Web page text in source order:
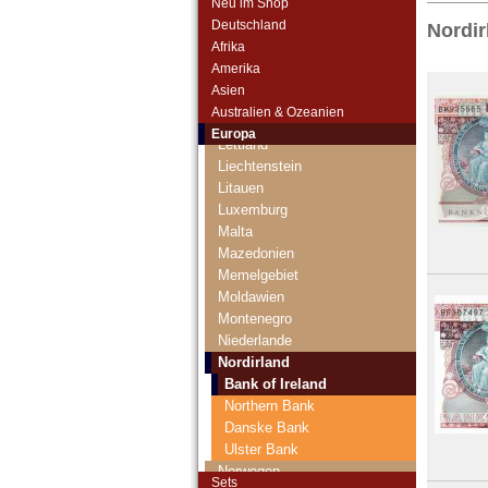
Deutschland
Afrika
Amerika
Asien
Australien & Ozeanien
Europa
Kroatien
Lettland
Liechtenstein
Litauen
Luxemburg
Malta
Mazedonien
Memelgebiet
Moldawien
Montenegro
Niederlande
Nordirland
Bank of Ireland
Northern Bank
Danske Bank
Ulster Bank
Norwegen
Sets